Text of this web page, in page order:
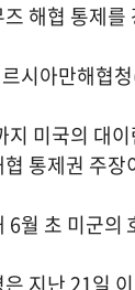
해협 통제
시아만해협
지 미국의 대
통제권 주
6월 초 미군
지난 21일